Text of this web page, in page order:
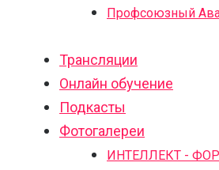
Профсоюзный
Трансляции
Онлайн обучение
Подкасты
Фотогалереи
ИНТЕЛЛЕКТ -